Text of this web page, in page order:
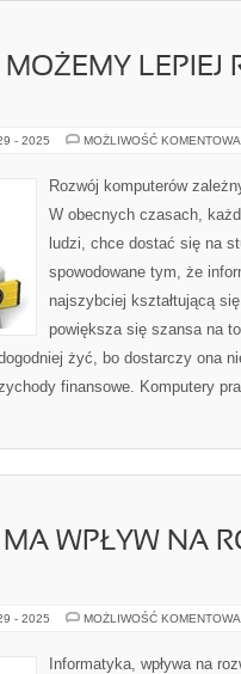
LEPIEJ
- 2025 MOŻLIWOŚĆ
Rozwój komputerów
W obecnych czasach,
ludzi, chce dostać się na
spowodowane tym, że
najszybciej kształtującą
powiększa się szansa na
żyć, bo dostarczy ona
finansowe. Komputery
WPŁYW NA
- 2025 MOŻLIWOŚĆ
Informatyka, wpływa na